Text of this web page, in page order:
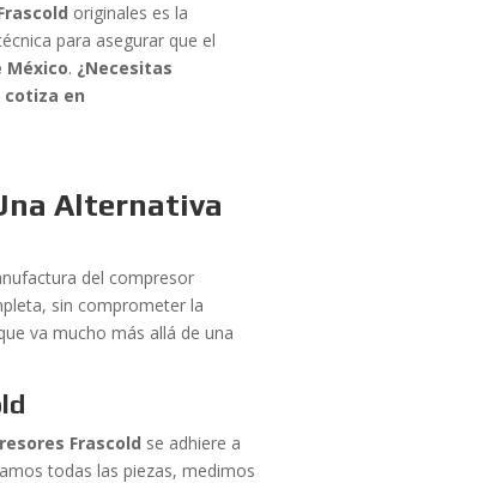
originales es la
para asegurar que el
México. ¿Necesitas
en
Alternativa
del compresor
sin comprometer la
va mucho más allá de una
Frascold se adhiere a
todas las piezas, medimos